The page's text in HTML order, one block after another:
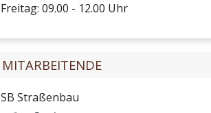
Freitag: 09.00 - 12.00 Uhr
MITARBEITENDE
SB Straßenbau